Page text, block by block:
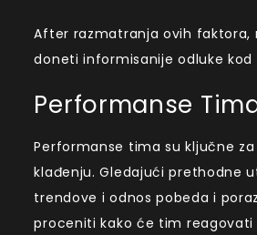
After razmatranja ovih faktora,
doneti informisanije odluke kod
Performanse
Performanse tima su ključne za
klađenju. Gledajući prethodne
trendove i odnos pobeda i
proceniti kako će tim reagovati